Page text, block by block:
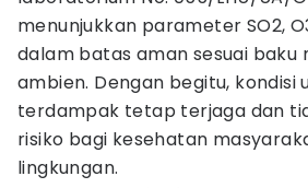
menunjukkan parameter SO2,
dalam batas aman sesuai baku
ambien. Dengan begitu, kondisi
terdampak tetap terjaga dan
risiko bagi kesehatan
lingkungan.